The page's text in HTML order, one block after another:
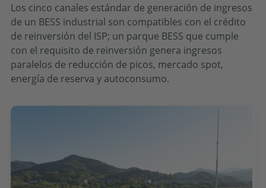
Los cinco canales estándar de generación de ingresos
de un BESS industrial son compatibles con el crédito
de reinversión del ISP; un parque BESS que cumple
con el requisito de reinversión genera ingresos
paralelos de reducción de picos, mercado spot,
energía de reserva y autoconsumo.